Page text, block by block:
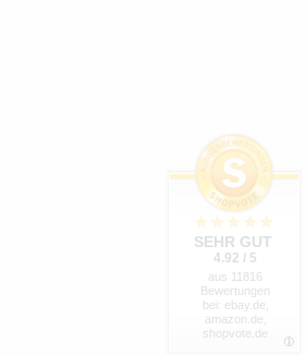
SEHR GUT
4.92 / 5
aus 11816
Bewertungen
bei: ebay.de,
amazon.de,
shopvote.de